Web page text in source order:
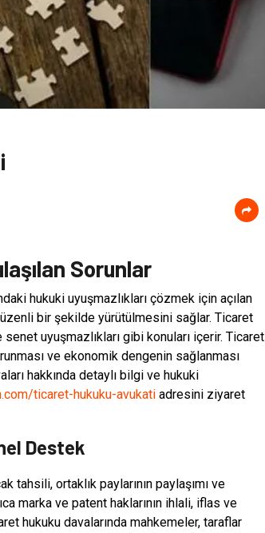
Sorunlar
hukuki uyuşmazlıkları çözmek için açılan
bir şekilde yürütülmesini sağlar. Ticaret
uyuşmazlıkları gibi konuları içerir. Ticaret
ve ekonomik dengenin sağlanması
hakkında detaylı bilgi ve hukuki
ticaret-hukuku-avukati adresini ziyaret
Destek
ortaklık paylarının paylaşımı ve
marka ve patent haklarının ihlali, iflas ve
hukuku davalarında mahkemeler, taraflar